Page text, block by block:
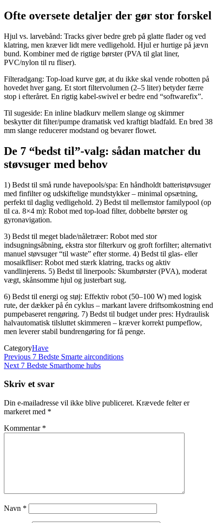
Ofte oversete detaljer der gør stor forskel
Hjul vs. larvebånd: Tracks giver bedre greb på glatte flader og ved
klatring, men kræver lidt mere vedligehold. Hjul er hurtige på jævn
bund. Kombiner med de rigtige børster (PVA til glat liner,
PVC/nylon til ru fliser).
Filteradgang: Top-load kurve gør, at du ikke skal vende robotten på
hovedet hver gang. Et stort filtervolumen (2–5 liter) betyder færre
stop i efteråret. En rigtig kabel-swivel er bedre end “softwarefix”.
Til sugeside: En inline bladkurv mellem slange og skimmer
beskytter dit filter/pumpe dramatisk ved kraftigt bladfald. En bred 38
mm slange reducerer modstand og bevarer flowet.
De 7 “bedst til”-valg: sådan matcher du
støvsuger med behov
1) Bedst til små runde havepools/spa: En håndholdt batteristøvsuger
med finfilter og udskiftelige mundstykker – minimal opsætning,
perfekt til daglig vedligehold. 2) Bedst til mellemstor familypool (op
til ca. 8×4 m): Robot med top-load filter, dobbelte børster og
gyronavigation.
3) Bedst til meget blade/nåletræer: Robot med stor
indsugningsåbning, ekstra stor filterkurv og groft forfilter; alternativt
manuel støvsuger “til waste” efter storme. 4) Bedst til glas- eller
mosaikfliser: Robot med stærk klatring, tracks og aktiv
vandlinjerens. 5) Bedst til linerpools: Skumbørster (PVA), moderat
vægt, skånsomme hjul og justerbart sug.
6) Bedst til energi og støj: Effektiv robot (50–100 W) med logisk
rute, der dækker på én cyklus – markant lavere driftsomkostning end
pumpebaseret rengøring. 7) Bedst til budget under pres: Hydraulisk
halvautomatisk tilsluttet skimmeren – kræver korrekt pumpeflow,
men leverer stabil bundrengøring for få penge.
CategoryHave
Indlægsnavigation
Previous
Post
Previous 7 Bedste Smarte airconditions
Next
Next 7 Bedste Smarthome hubs
Skriv et svar
Din e-mailadresse vil ikke blive publiceret. Krævede felter er
markeret med *
Kommentar *
Navn *